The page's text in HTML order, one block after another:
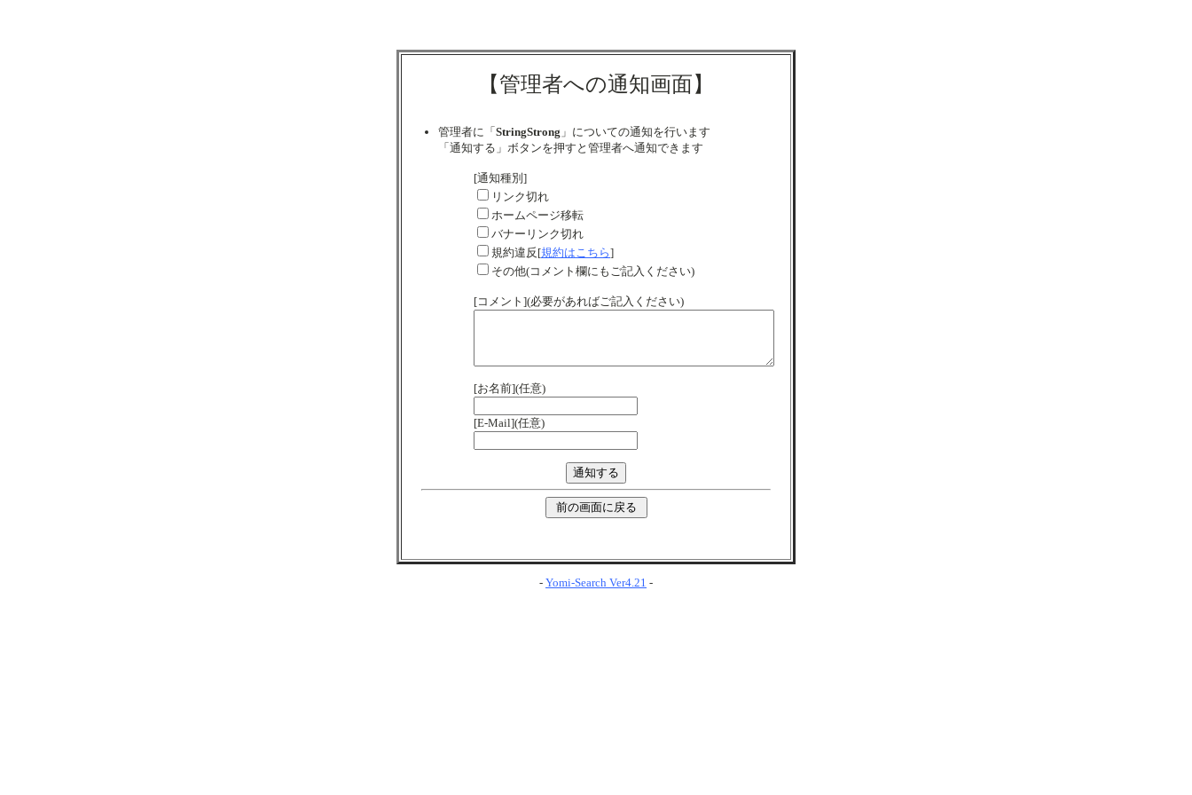
【管理者への通知画面】
管理者に「 StringStrong 」についての通知を行います
「通知する」ボタンを押すと管理者へ通知できます
[通知種別]
リンク切れ
ホームページ移転
バナーリンク切れ
規約違反[規約はこちら]
その他(コメント欄にもご記入ください)
[コメント](必要があればご記入ください)
[お名前](任意)
[E-Mail](任意)
- Yomi-Search Ver4.21 -